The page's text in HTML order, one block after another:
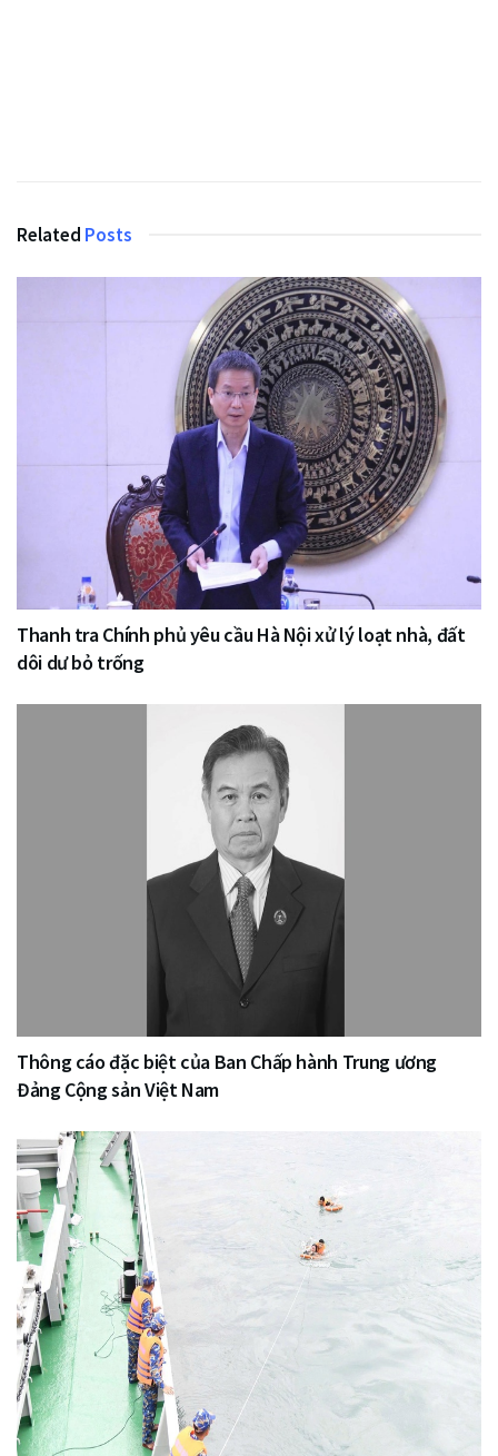
Related Posts
Thanh tra Chính phủ yêu cầu Hà Nội xử lý loạt nhà, đất
dôi dư bỏ trống
Thông cáo đặc biệt của Ban Chấp hành Trung ương
Đảng Cộng sản Việt Nam